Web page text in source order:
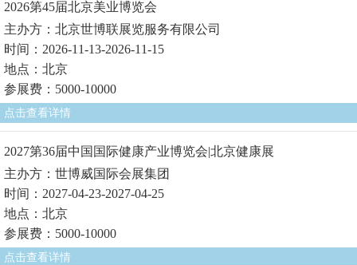
2026第45届北京美业博览会
主办方：北京世博联展览服务有限公司
时间：2026-11-13-2026-11-15
地点：北京
参展费：5000-10000
点击查看详情
2027第36届中国国际健康产业博览会|北京健康展
主办方：世博威国际会展集团
时间：2027-04-23-2027-04-25
地点：北京
参展费：5000-10000
点击查看详情